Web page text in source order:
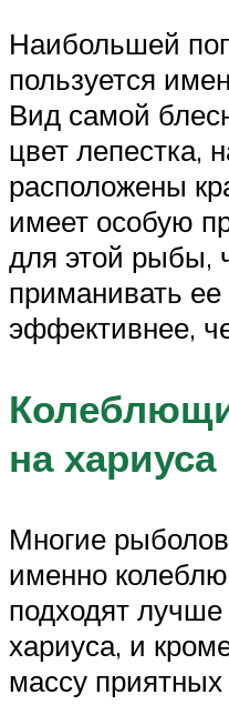
Наибольшей
пользуется
Вид самой
цвет лепестка,
расположены
имеет особую
для этой рыбы,
приманивать ее
эффективнее,
на хариуса
Многие
именно
подходят
хариуса, и
массу